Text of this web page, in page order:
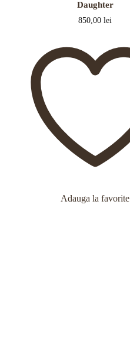
Daughter
850,00lei
Adauga la favorite